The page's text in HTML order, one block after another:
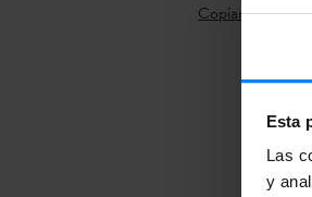
Esta
Las
y
Copiar link